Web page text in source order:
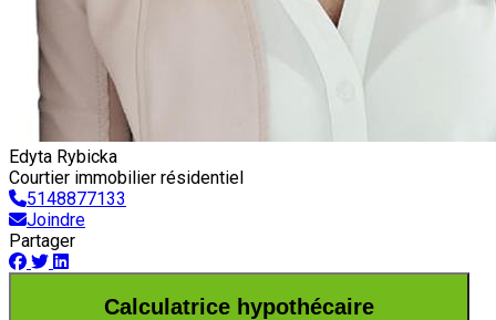
Edyta Rybicka
Courtier immobilier résidentiel
5148877133
Joindre
Partager
Calculatrice hypothécaire